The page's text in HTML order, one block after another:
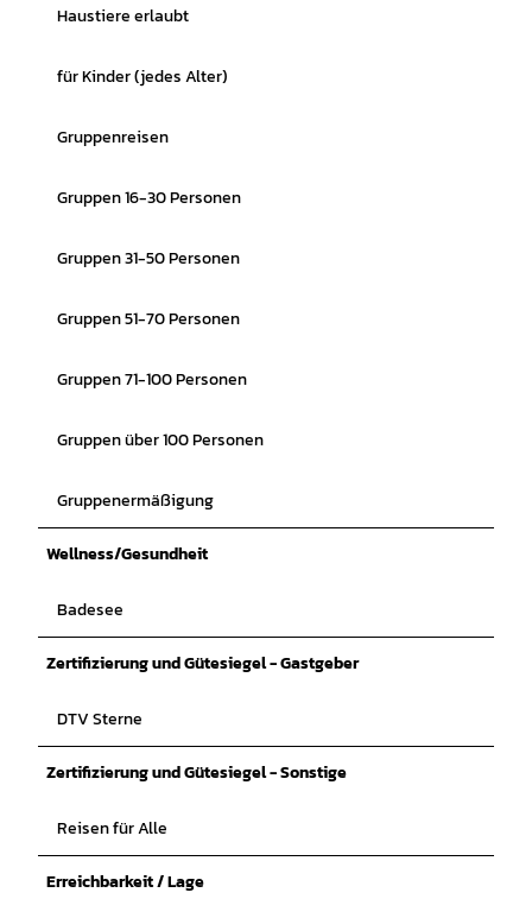
Haustiere erlaubt
für Kinder (jedes Alter)
Gruppenreisen
Gruppen 16-30 Personen
Gruppen 31-50 Personen
Gruppen 51-70 Personen
Gruppen 71-100 Personen
Gruppen über 100 Personen
Gruppenermäßigung
Wellness/Gesundheit
Badesee
Zertifizierung und Gütesiegel - Gastgeber
DTV Sterne
Zertifizierung und Gütesiegel - Sonstige
Reisen für Alle
Erreichbarkeit / Lage